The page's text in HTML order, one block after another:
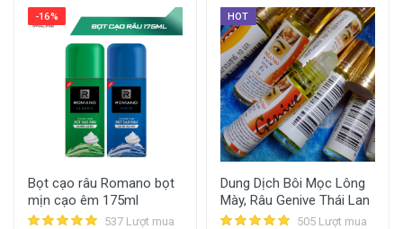
-16%
Bọt cạo râu Romano bọt
mịn cạo êm 175ml
537 Lượt mua
HOT
Dung Dịch Bôi Mọc Lông
Mày, Râu Genive Thái Lan
505 Lượt mua